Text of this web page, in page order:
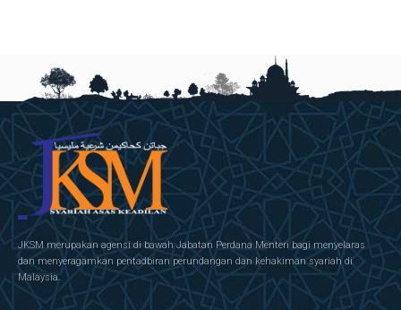
JKSM merupakan agensi di bawah Jabatan Perdana Menteri bagi menyelaras
dan menyeragamkan pentadbiran perundangan dan kehakiman syariah di
Malaysia.